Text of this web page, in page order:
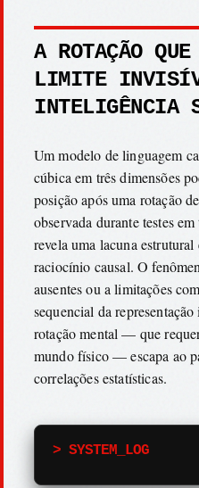
A ROTAÇÃO
LIMITE
INTELIGÊNCIA
Um modelo de linguagem
cúbica em três dimensões
posição após uma rotação
observada durante testes
revela uma lacuna
raciocínio causal. O
ausentes ou a limitações
sequencial da
rotação mental — que
mundo físico — escapa ao
correlações estatísticas.
> SYSTEM_LOG